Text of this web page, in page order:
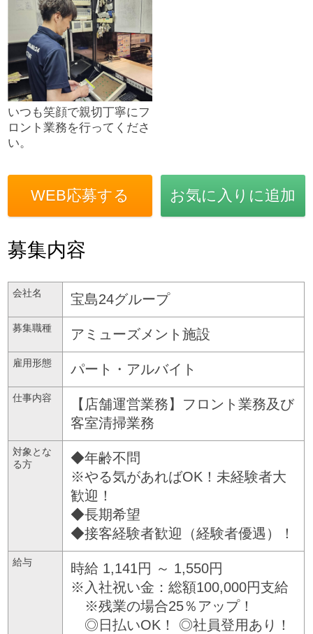
いつも笑顔で親切丁寧にフ
ロント業務を行ってくださ
い。
WEB応募する お気に入りに追加
募集内容
会社名 宝島24グループ
募集職種 アミューズメント施設
雇用形態 パート・アルバイト
仕事内容
【店舗運営業務】フロント業務及び
客室清掃業務
対象とな
る方
◆年齢不問
※やる気があればOK！未経験者大
歓迎！
◆長期希望
◆接客経験者歓迎（経験者優遇）！
給与
時給 1,141円 ～ 1,550円
※入社祝い金：総額100,000円支給
※残業の場合25％アップ！
◎日払いOK！ ◎社員登用あり！